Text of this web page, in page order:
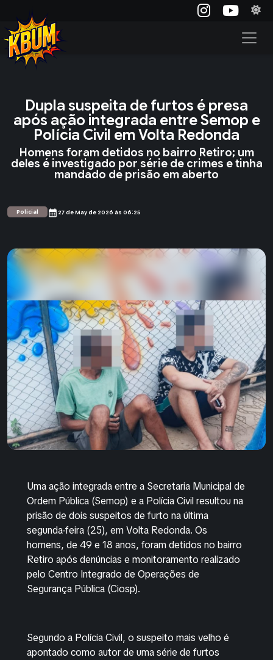
Dupla suspeita de furtos é presa
após ação integrada entre Semop e
Polícia Civil em Volta Redonda
Homens foram detidos no bairro Retiro; um
deles é investigado por série de crimes e tinha
mandado de prisão em aberto
Policial calendar_month 27 de May de 2026 às 06:25
Uma ação integrada entre a Secretaria Municipal de
Ordem Pública (Semop) e a Polícia Civil resultou na
prisão de dois suspeitos de furto na última
segunda-feira (25), em Volta Redonda. Os
homens, de 49 e 18 anos, foram detidos no bairro
Retiro após denúncias e monitoramento realizado
pelo Centro Integrado de Operações de
Segurança Pública (Ciosp).
Segundo a Polícia Civil, o suspeito mais velho é
apontado como autor de uma série de furtos